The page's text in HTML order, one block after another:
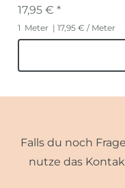
17,95 € *
1 Meter | 17,95 € / Meter
Falls du noch
nutze das